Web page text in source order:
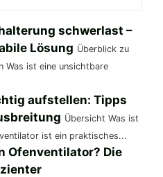
schwerlast –
Lösung Überblick zu
Was ist eine unsichtbare
aufstellen: Tipps
Übersicht Was ist
ist ein praktisches...
Ofenventilator? Die